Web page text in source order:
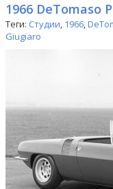
1966 DeTomaso
Теги: Студии, 1966,
Giugiaro